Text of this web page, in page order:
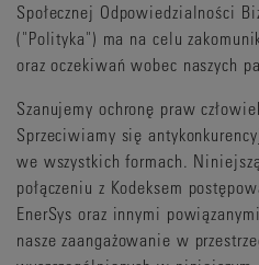
Społecznej Odpowiedzialności
("Polityka") ma na celu
oraz oczekiwań wobec naszych
Szanujemy ochronę praw
Sprzeciwiamy się
we wszystkich formach.
połączeniu z Kodeksem
EnerSys oraz innymi
nasze zaangażowanie w